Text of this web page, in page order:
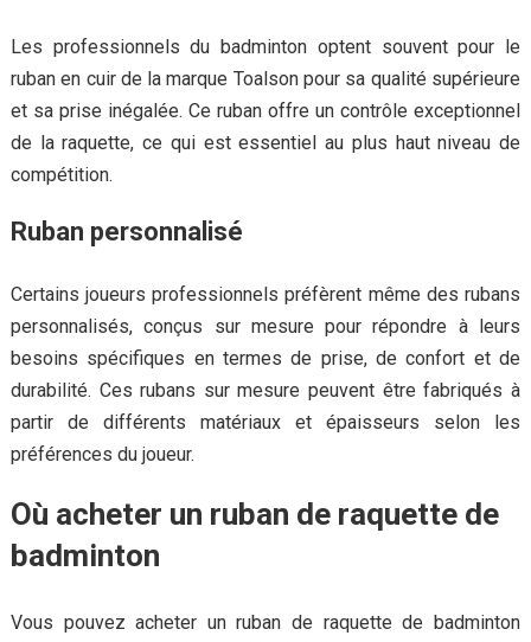
Les professionnels du badminton optent souvent pour le
ruban en cuir de la marque Toalson pour sa qualité supérieure
et sa prise inégalée. Ce ruban offre un contrôle exceptionnel
de la raquette, ce qui est essentiel au plus haut niveau de
compétition.
Ruban personnalisé
Certains joueurs professionnels préfèrent même des rubans
personnalisés, conçus sur mesure pour répondre à leurs
besoins spécifiques en termes de prise, de confort et de
durabilité. Ces rubans sur mesure peuvent être fabriqués à
partir de différents matériaux et épaisseurs selon les
préférences du joueur.
Où acheter un ruban de raquette de
badminton
Vous pouvez acheter un ruban de raquette de badminton